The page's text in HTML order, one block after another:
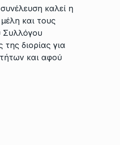
καλεί η
και τους
Συλλόγου
διορίας για
και αφού